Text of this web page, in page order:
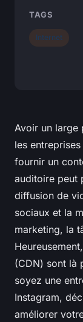
Avoir un large
les
fournir un
auditoire peut
diffusion de
sociaux et la
marketing, la
(CDN) sont là
soyez une
Instagram,
améliorer
TAGS
Internet